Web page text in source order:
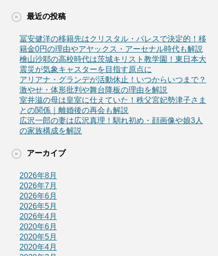
最近の投稿
冨安健洋の移籍先はクリスタル・パレスで決定的！移
籍金0円の理由やアヤックス・アーセナル時代も解説
檜山沙耶の高校時代は茨城キリスト教学園！東日本大
震災が気象キャスターを目指す原点に
アリアナ・グランデが活動休止！いつからいつまで？
激やせ・体形批判や舞台降板の理由を解説
室井滋の母は皇室に仕えていた！秩父宮妃勢津子さま
との関係｜離婚後の再会も解説
広沢一郎の妻は広沢真理！馴れ初め・顔画像や娘3人
の家族構成を解説
アーカイブ
2026年8月
2026年7月
2026年6月
2026年5月
2026年4月
2020年6月
2020年5月
2020年4月